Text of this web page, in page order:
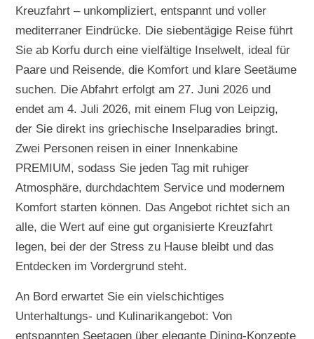
Kreuzfahrt – unkompliziert, entspannt und voller
mediterraner Eindrücke. Die siebentägige Reise führt
Sie ab Korfu durch eine vielfältige Inselwelt, ideal für
Paare und Reisende, die Komfort und klare Seetäume
suchen. Die Abfahrt erfolgt am 27. Juni 2026 und
endet am 4. Juli 2026, mit einem Flug von Leipzig,
der Sie direkt ins griechische Inselparadies bringt.
Zwei Personen reisen in einer Innenkabine
PREMIUM, sodass Sie jeden Tag mit ruhiger
Atmosphäre, durchdachtem Service und modernem
Komfort starten können. Das Angebot richtet sich an
alle, die Wert auf eine gut organisierte Kreuzfahrt
legen, bei der der Stress zu Hause bleibt und das
Entdecken im Vordergrund steht.
An Bord erwartet Sie ein vielschichtiges
Unterhaltungs- und Kulinarikangebot: Von
entspannten Seetagen über elegante Dining-Konzepte